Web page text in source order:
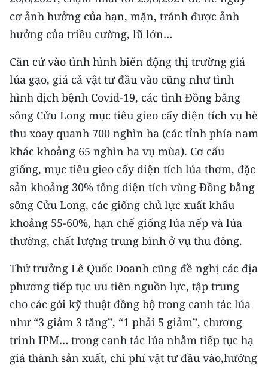
cơ ảnh hưởng của hạn, mặn, tránh được ảnh
hưởng của triều cường, lũ lớn…
Căn cứ vào tình hình biến động thị trường giá
lúa gạo, giá cả vật tư đầu vào cũng như tình
hình dịch bệnh Covid-19, các tỉnh Đồng bằng
sông Cửu Long mục tiêu gieo cấy diện tích vụ hè
thu xoay quanh 700 nghìn ha (các tỉnh phía nam
khác khoảng 65 nghìn ha vụ mùa). Cơ cấu
giống, mục tiêu gieo cấy diện tích lúa thơm, đặc
sản khoảng 30% tổng diện tích vùng Đồng bằng
sông Cửu Long, các giống chủ lực xuất khẩu
khoảng 55-60%, hạn chế giống lúa nếp và lúa
thường, chất lượng trung bình ở vụ thu đông.
Thứ trưởng Lê Quốc Doanh cũng đề nghị các địa
phương tiếp tục ưu tiên nguồn lực, tập trung
cho các gói kỹ thuật đồng bộ trong canh tác lúa
như “3 giảm 3 tăng”, “1 phải 5 giảm”, chương
trình IPM… trong canh tác lúa nhằm tiếp tục hạ
giá thành sản xuất, chi phí vật tư đầu vào,hướng